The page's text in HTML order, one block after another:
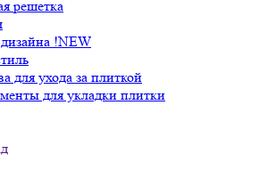
решетка
!NEW
для ухода за плиткой
для укладки плитки